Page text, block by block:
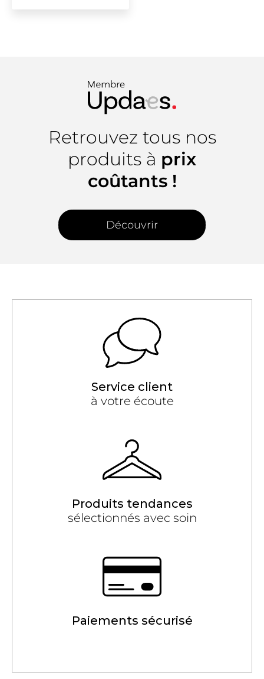
Retrouvez tous nos
produits à prix
coûtants !
Découvrir
Service client
à votre écoute
Produits tendances
sélectionnés avec soin
Paiements sécurisé